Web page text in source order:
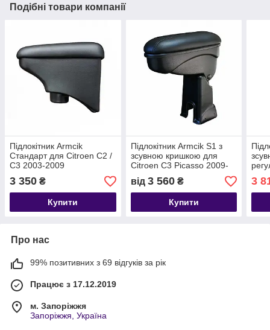
Подібні товари компанії
Підлокітник Armcik
Стандарт для Citroen C2 /
C3 2003-2009
3 350 ₴
Купити
Підлокітник Armcik S1 з
зсувною кришкою для
Citroen C3 Picasso 2009-
2016
від 3 560₴
Купити
для
3
Про нас
99% позитивних з 69 відгуків за рік
Працює з 17.12.2019
м. Запоріжжя
Запоріжжя, Україна